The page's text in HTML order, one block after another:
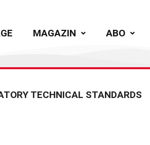
MAGAZIN ABO
TECHNICAL STANDARDS